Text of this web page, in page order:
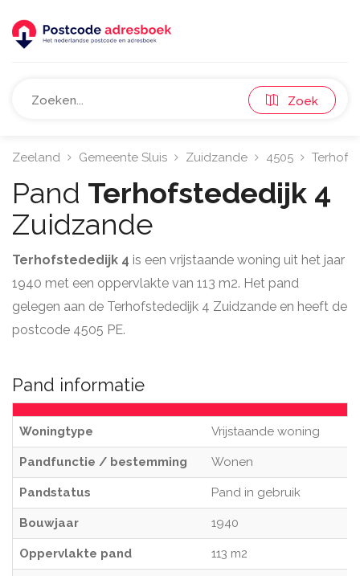
Zoek
Zeeland Gemeente Sluis Zuidzande 4505
Pand Terhofstededijk 4
Zuidzande
Terhofstededijk 4 is een vrijstaande woning uit het jaar
1940 met een oppervlakte van 113 m2. Het pand
gelegen aan de Terhofstededijk 4 Zuidzande en heeft de
postcode 4505 PE.
Pand informatie
Woningtype Vrijstaande woning
Pandfunctie / bestemming Wonen
Pandstatus Pand in gebruik
Bouwjaar 1940
Oppervlakte pand 113 m2